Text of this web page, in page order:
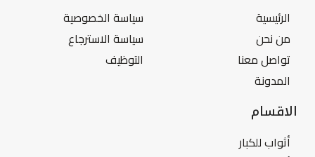
الرئيسية
من نحن
تواصل معنا
المدونة
سياسة الخصوصية
سياسة الاسترجاع
التوظيف
الاقسام
أثواب للكبار